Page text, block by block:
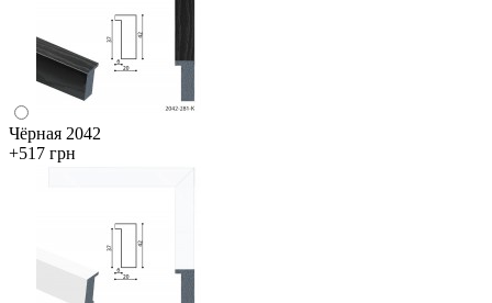
Чёрная 2042
+517 грн